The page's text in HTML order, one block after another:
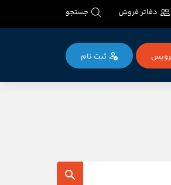
دفاتر فروش جستجو
ثبت‌ نام